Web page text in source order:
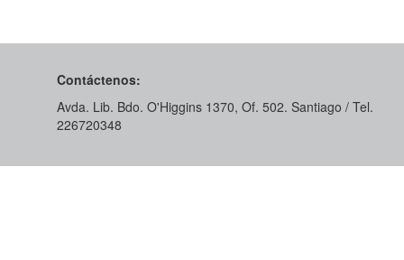
Contáctenos:
Avda. Lib. Bdo. O'Higgins 1370, Of. 502. Santiago / Tel.
226720348